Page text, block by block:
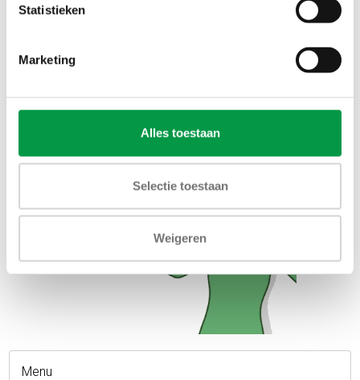
Statistieken
Marketing
Alles toestaan
Selectie toestaan
Weigeren
Menu